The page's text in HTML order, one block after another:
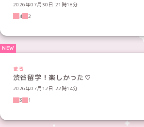
2026年07月30日 21時18分
4
2
まろ
渋谷留学！楽しかった♡
2026年07月12日 22時14分
3
1